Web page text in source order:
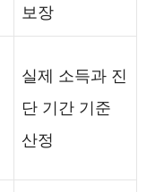
보장
실제 소득과 진
단 기간 기준
산정